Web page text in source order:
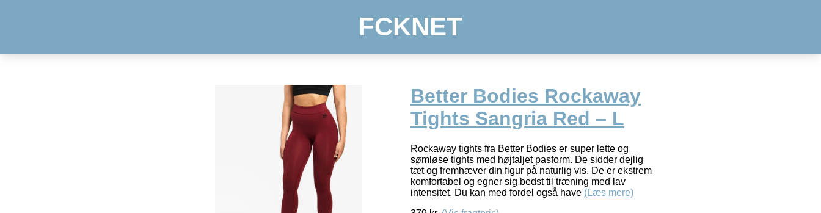
FCKNET
Better Bodies Rockaway
Tights Sangria Red – L
Rockaway tights fra Better Bodies er super lette og
sømløse tights med højtaljet pasform. De sidder dejlig
tæt og fremhæver din figur på naturlig vis. De er ekstrem
komfortabel og egner sig bedst til træning med lav
intensitet. Du kan med fordel også have (Læs mere)